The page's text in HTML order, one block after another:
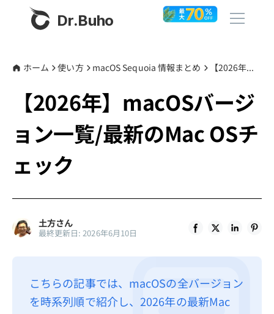
Dr.Buho
製品
BuhoCleaner
BuhoUnlocker
BuhoRepair
BuhoLaunchpad
ストア
その他
ホーム 使い方 macOS Sequoia 情報まとめ 【2026年】macOSバージョン一覧/最新のMac OSチェック
【2026年】macOSバージ
ョン一覧/最新のMac OSチ
ェック
土方さん
最終更新日: 2026年6月10日
こちらの記事では、macOSの全バージョン
を時系列順で紹介し、2026年の最新Mac